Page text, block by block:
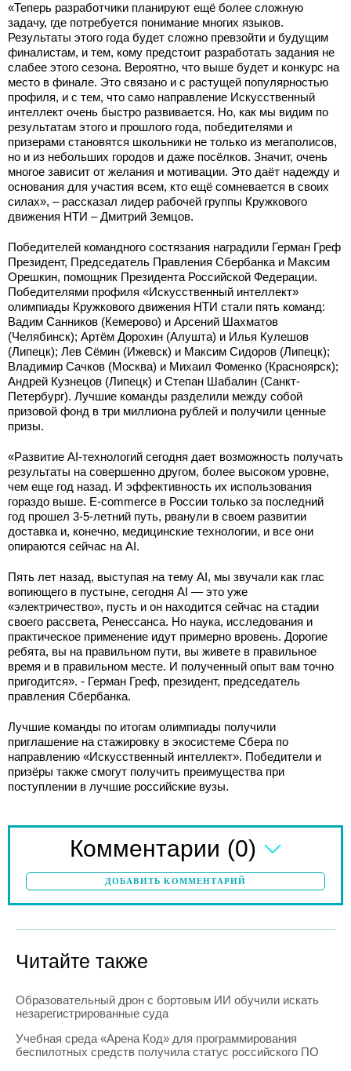
«Теперь разработчики планируют ещё более сложную
задачу, где потребуется понимание многих языков.
Результаты этого года будет сложно превзойти и будущим
финалистам, и тем, кому предстоит разработать задания не
слабее этого сезона. Вероятно, что выше будет и конкурс на
место в финале. Это связано и с растущей популярностью
профиля, и с тем, что само направление Искусственный
интеллект очень быстро развивается. Но, как мы видим по
результатам этого и прошлого года, победителями и
призерами становятся школьники не только из мегаполисов,
но и из небольших городов и даже посёлков. Значит, очень
многое зависит от желания и мотивации. Это даёт надежду и
основания для участия всем, кто ещё сомневается в своих
силах», – рассказал лидер рабочей группы Кружкового
движения НТИ – Дмитрий Земцов.
Победителей командного состязания наградили Герман Греф
Президент, Председатель Правления Сбербанка и Максим
Орешкин, помощник Президента Российской Федерации.
Победителями профиля «Искусственный интеллект»
олимпиады Кружкового движения НТИ стали пять команд:
Вадим Санников (Кемерово) и Арсений Шахматов
(Челябинск); Артём Дорохин (Алушта) и Илья Кулешов
(Липецк); Лев Сёмин (Ижевск) и Максим Сидоров (Липецк);
Владимир Сачков (Москва) и Михаил Фоменко (Красноярск);
Андрей Кузнецов (Липецк) и Степан Шабалин (Санкт-
Петербург). Лучшие команды разделили между собой
призовой фонд в три миллиона рублей и получили ценные
призы.
«Развитие AI-технологий сегодня дает возможность получать
результаты на совершенно другом, более высоком уровне,
чем еще год назад. И эффективность их использования
гораздо выше. E-commerce в России только за последний
год прошел 3-5-летний путь, рванули в своем развитии
доставка и, конечно, медицинские технологии, и все они
опираются сейчас на AI.
Пять лет назад, выступая на тему AI, мы звучали как глас
вопиющего в пустыне, сегодня AI — это уже
«электричество», пусть и он находится сейчас на стадии
своего рассвета, Ренессанса. Но наука, исследования и
практическое применение идут примерно вровень. Дорогие
ребята, вы на правильном пути, вы живете в правильное
время и в правильном месте. И полученный опыт вам точно
пригодится». - Герман Греф, президент, председатель
правления Сбербанка.
Лучшие команды по итогам олимпиады получили
приглашение на стажировку в экосистеме Сбера по
направлению «Искусственный интеллект». Победители и
призёры также смогут получить преимущества при
поступлении в лучшие российские вузы.
Комментарии (0)
ДОБАВИТЬ КОММЕНТАРИЙ
Читайте также
Образовательный дрон с бортовым ИИ обучили искать
незарегистрированные суда
Учебная среда «Арена Код» для программирования
беспилотных средств получила статус российского ПО